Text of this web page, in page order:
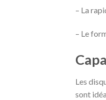
– La
– Le
Les
sont